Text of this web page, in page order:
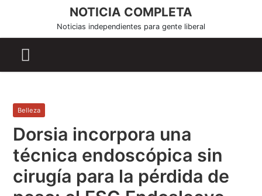
i
NOTICIA COMPLETA
Noticias independientes para gente liberal
Belleza
Dorsia incorpora una
técnica endoscópica sin
cirugía para la pérdida de